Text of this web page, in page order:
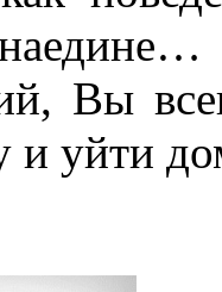
Вы
и уйти